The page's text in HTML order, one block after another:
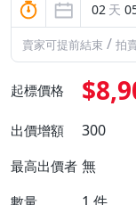
02 天
賣家可提前結束 / 拍
起標價格
出價增額 300
最高出價者 無